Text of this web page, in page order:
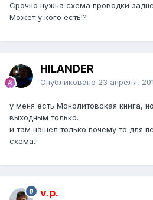
Срочно нужна схема проводки
Может у кого есть!?
HILANDER
Опубликовано 23 апреля,
у меня есть Монолитовская книга,
выходным только.
и там нашел только почему то для
схема.
v.p.